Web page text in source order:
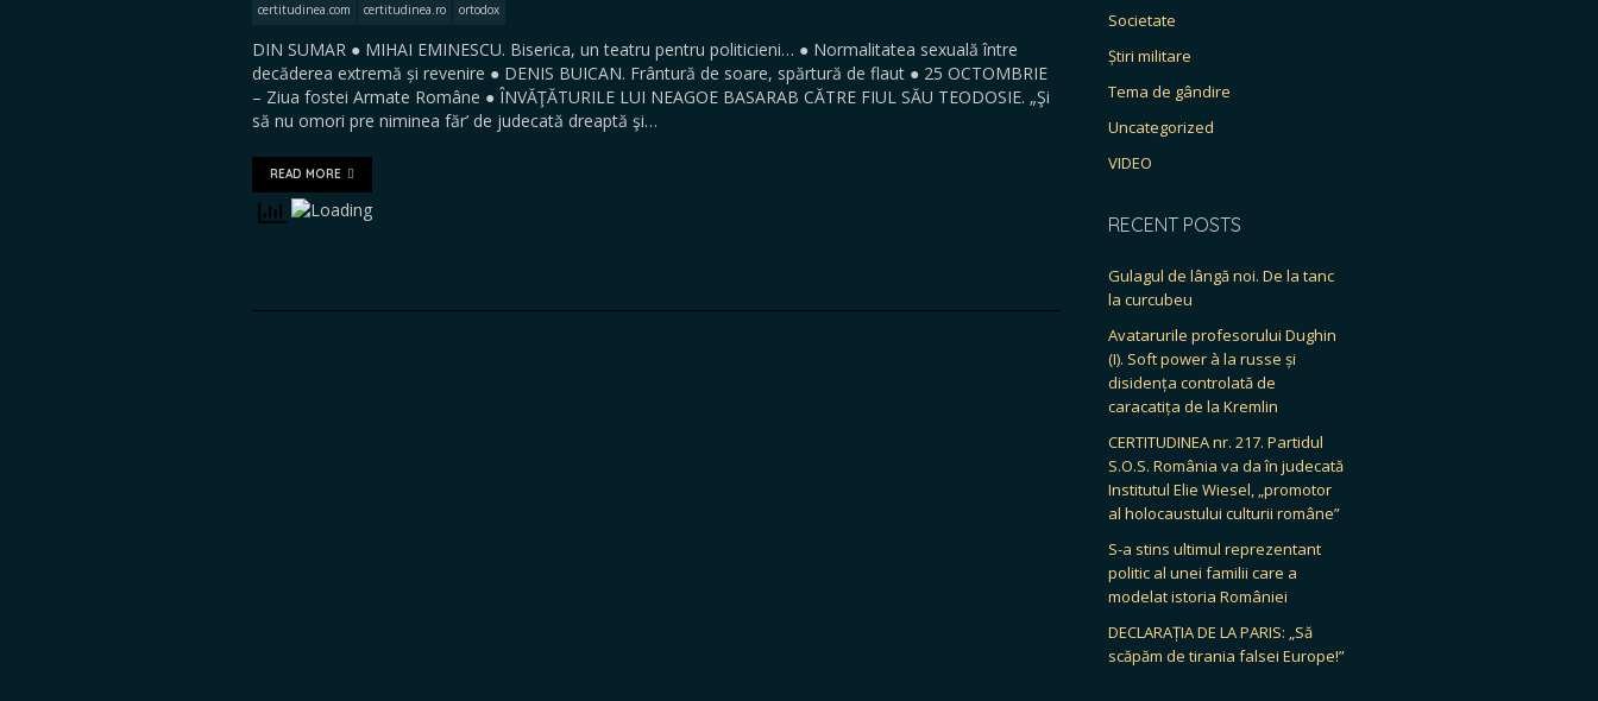
certitudinea.com
certitudinea.ro ortodox
DIN SUMAR ● MIHAI EMINESCU. Biserica, un teatru pentru politicieni… ● Normalitatea sexuală între
decăderea extremă și revenire ● DENIS BUICAN. Frântură de soare, spărtură de flaut ● 25 OCTOMBRIE
– Ziua fostei Armate Române ● ÎNVĂŢĂTURILE LUI NEAGOE BASARAB CĂTRE FIUL SĂU TEODOSIE. „Şi
să nu omori pre niminea făr’ de judecată dreaptă şi…
READ MORE
Societate
Știri militare
Tema de gândire
Uncategorized
VIDEO
RECENT POSTS
Gulagul de lângă noi. De la tanc
la curcubeu
Avatarurile profesorului Dughin
(I). Soft power à la russe și
disidența controlată de
caracatița de la Kremlin
CERTITUDINEA nr. 217. Partidul
S.O.S. România va da în judecată
Institutul Elie Wiesel, „promotor
al holocaustului culturii române”
S-a stins ultimul reprezentant
politic al unei familii care a
modelat istoria României
DECLARAȚIA DE LA PARIS: „Să
scăpăm de tirania falsei Europe!”